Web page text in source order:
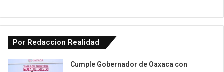
Por Redaccion Realidad
Cumple Gobernador de Oaxaca con